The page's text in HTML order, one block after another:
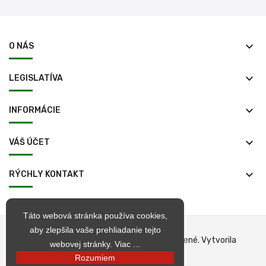
O NÁS keyboard_arrow_down
LEGISLATÍVA keyboard_arrow_down
INFORMÁCIE keyboard_arrow_down
VÁŠ ÚČET keyboard_arrow_down
RÝCHLY KONTAKT keyboard_arrow_down
Táto webová stránka používa cookies,
aby zlepšila vaše prehliadanie tejto
webovej stránky. Viac ...
Rozumiem
© 1998 – 2026 jarkop.sk Všetky práva vyhradené. Vytvorila
Becrea